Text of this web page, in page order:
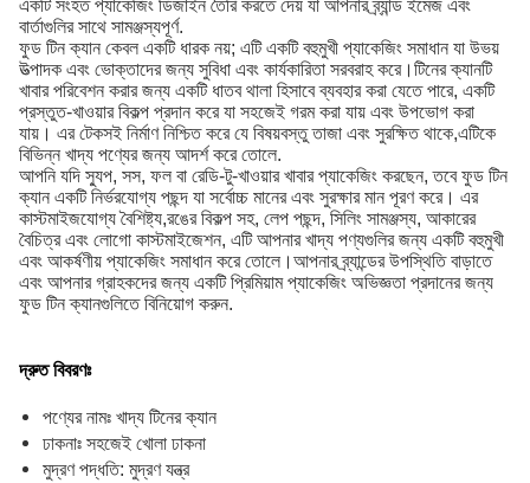
একটি সংহত প্যাকেজিং ডিজাইন তৈরি করতে দেয় যা আপনার ব্র্যান্ড ইমেজ এবং
বার্তাগুলির সাথে সামঞ্জস্যপূর্ণ.
ফুড টিন ক্যান কেবল একটি ধারক নয়; এটি একটি বহুমুখী প্যাকেজিং সমাধান যা উভয়
উত্পাদক এবং ভোক্তাদের জন্য সুবিধা এবং কার্যকারিতা সরবরাহ করে।টিনের ক্যানটি
খাবার পরিবেশন করার জন্য একটি ধাতব থালা হিসাবে ব্যবহার করা যেতে পারে, একটি
প্রস্তুত-খাওয়ার বিকল্প প্রদান করে যা সহজেই গরম করা যায় এবং উপভোগ করা
যায়। এর টেকসই নির্মাণ নিশ্চিত করে যে বিষয়বস্তু তাজা এবং সুরক্ষিত থাকে,এটিকে
বিভিন্ন খাদ্য পণ্যের জন্য আদর্শ করে তোলে.
আপনি যদি স্যুপ, সস, ফল বা রেডি-টু-খাওয়ার খাবার প্যাকেজিং করছেন, তবে ফুড টিন
ক্যান একটি নির্ভরযোগ্য পছন্দ যা সর্বোচ্চ মানের এবং সুরক্ষার মান পূরণ করে। এর
কাস্টমাইজযোগ্য বৈশিষ্ট্য,রঙের বিকল্প সহ, লেপ পছন্দ, সিলিং সামঞ্জস্য, আকারের
বৈচিত্র এবং লোগো কাস্টমাইজেশন, এটি আপনার খাদ্য পণ্যগুলির জন্য একটি বহুমুখী
এবং আকর্ষণীয় প্যাকেজিং সমাধান করে তোলে।আপনার ব্র্যান্ডের উপস্থিতি বাড়াতে
এবং আপনার গ্রাহকদের জন্য একটি প্রিমিয়াম প্যাকেজিং অভিজ্ঞতা প্রদানের জন্য
ফুড টিন ক্যানগুলিতে বিনিয়োগ করুন.
দ্রুত বিবরণঃ
পণ্যের নামঃ খাদ্য টিনের ক্যান
ঢাকনাঃ সহজেই খোলা ঢাকনা
মুদ্রণ পদ্ধতি: মুদ্রণ যন্ত্র